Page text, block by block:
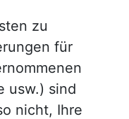
zu
für
usw.) sind
nicht, Ihre